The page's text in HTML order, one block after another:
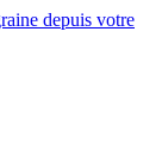
depuis votre